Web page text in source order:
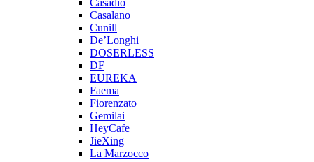
Casadio
Casalano
Cunill
De’Longhi
DOSERLESS
DF
EUREKA
Faema
Fiorenzato
Gemilai
HeyCafe
JieXing
La Marzocco